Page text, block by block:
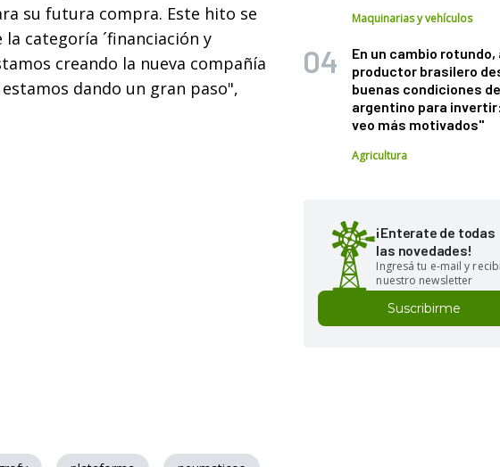
su futura compra. Este hito se
categoría ´financiación y
creando la nueva compañía
dando un gran paso",
Maquinarias y vehículos
En un cambio rotundo,
productor brasilero
buenas condiciones
argentino para
veo más motivados"
Agricultura
¡Enterate de todas
las novedades!
Ingresá tu e-mail y
nuestro newsletter
Suscribirme